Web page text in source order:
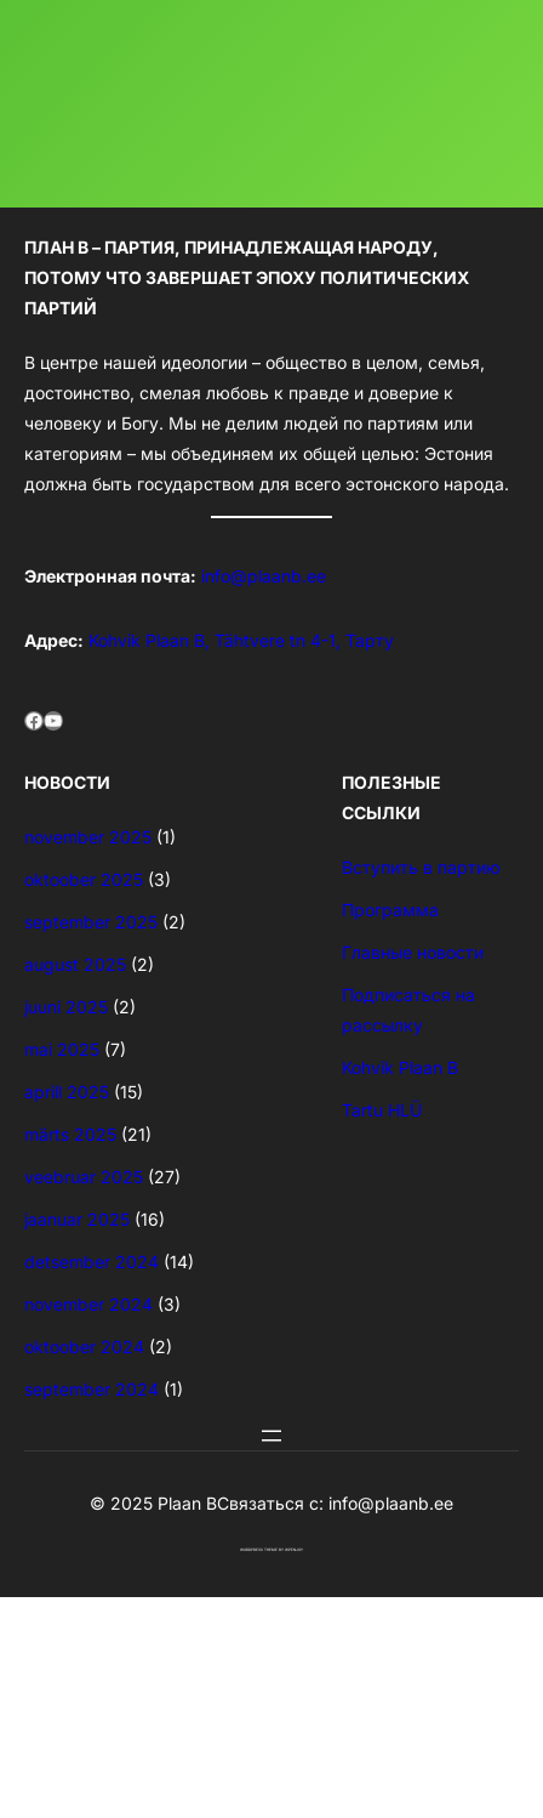
ПЛАН B – ПАРТИЯ, ПРИНАДЛЕЖАЩАЯ НАРОДУ,
ПОТОМУ ЧТО ЗАВЕРШАЕТ ЭПОХУ ПОЛИТИЧЕСКИХ
ПАРТИЙ
В центре нашей идеологии – общество в целом, семья,
достоинство, смелая любовь к правде и доверие к
человеку и Богу. Мы не делим людей по партиям или
категориям – мы объединяем их общей целью: Эстония
должна быть государством для всего эстонского народа.
Электронная почта: info@plaanb.ee
Адрес: Kohvik Plaan B, Tähtvere tn 4-1, Тарту
Facebook YouTube
НОВОСТИ
november 2025 (1)
oktoober 2025 (3)
september 2025 (2)
august 2025 (2)
juuni 2025 (2)
mai 2025 (7)
aprill 2025 (15)
märts 2025 (21)
veebruar 2025 (27)
jaanuar 2025 (16)
detsember 2024 (14)
november 2024 (3)
oktoober 2024 (2)
september 2024 (1)
ПОЛЕЗНЫЕ
ССЫЛКИ
Вступить в партию
Программа
Главные новости
Подписаться на
рассылку
Kohvik Plaan B
Tartu HLÜ
© 2025 Plaan BСвязаться с: info@plaanb.ee
WORDPRESS THEME BY WPENJOY